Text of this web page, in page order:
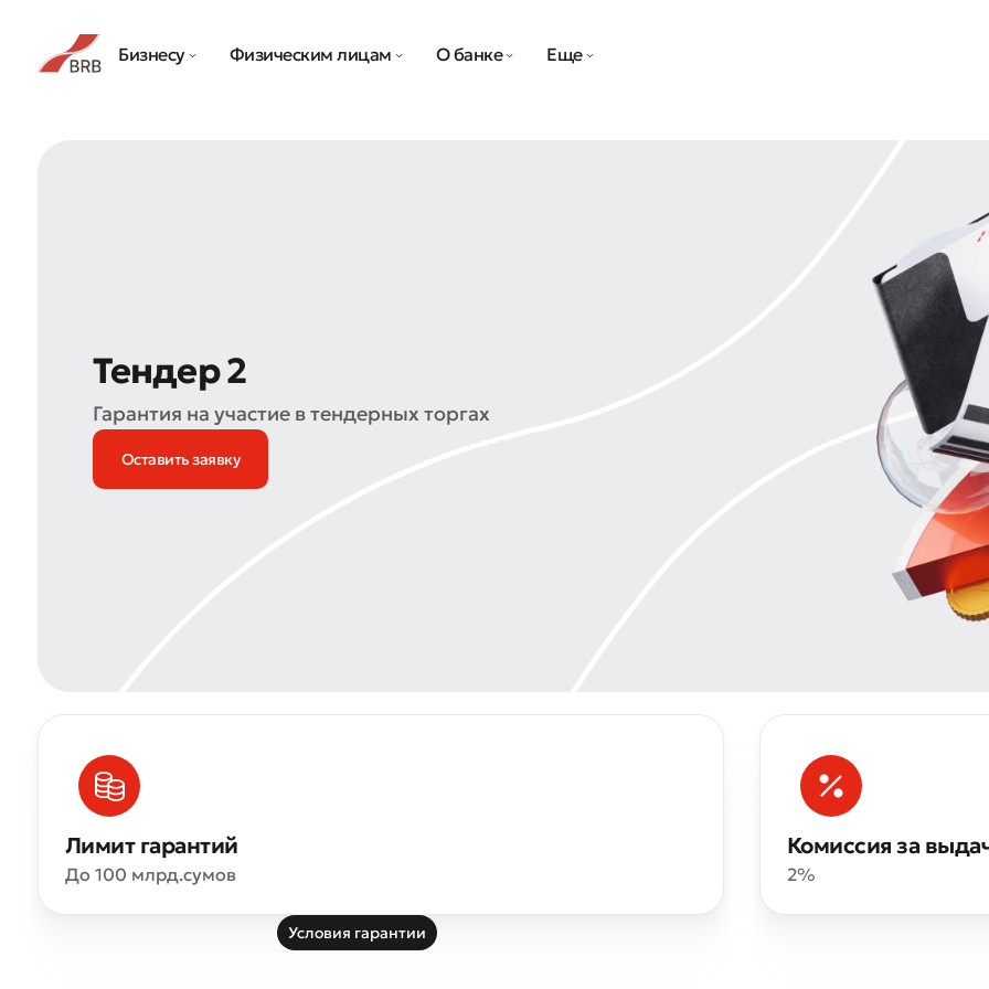
Бизнесу Физическим лицам О банке Еще
Тендер 2
Гарантия на участие в тендерных торгах
Оставить заявку
Лимит гарантий
До 100 млрд.сумов
Комиссия за
2%
Условия гарантии